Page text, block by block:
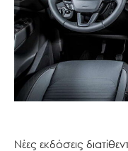
Νέες εκδόσεις